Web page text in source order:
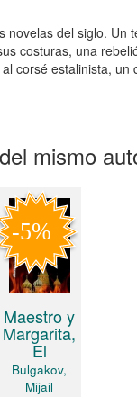
novelas del siglo. Un
costuras, una
corsé estalinista, un
mismo
Maestro y
Margarita,
El
Bulgakov,
Mijail